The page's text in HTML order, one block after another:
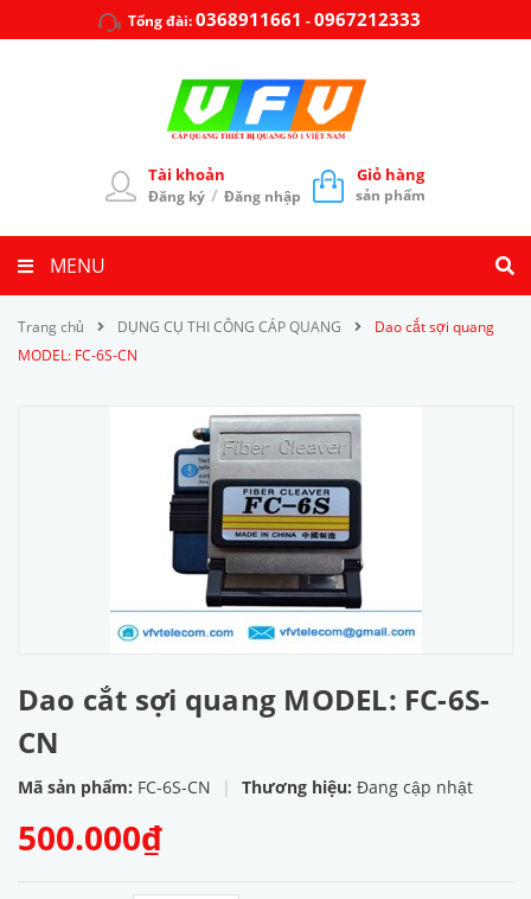
Tổng đài:0368911661 -0967212333
Tài khoản
Đăng ký / Đăng nhập
Giỏ hàng
sản phẩm
MENU
Trang chủ DỤNG CỤ THI CÔNG CÁP QUANG
Dao cắt sợi quang
MODEL: FC-6S-CN
Dao cắt sợi quang MODEL: FC-6S-
CN
Mã sản phẩm: FC-6S-CN | Thương hiệu: Đang cập nhật
500.000₫